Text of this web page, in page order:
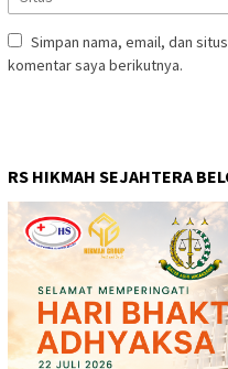
Simpan nama, email, dan
komentar saya berikutnya.
RS HIKMAH SEJAHTERA